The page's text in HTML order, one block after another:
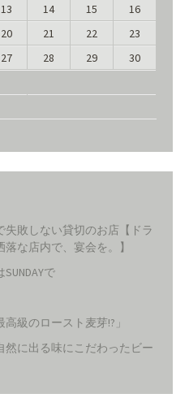
13 14 15
16
20 21 22
23
27 28 29
30
敗しない貸切のお店【ドラ
な店内で、宴会を。】
で
級のロースト麦芽!?」
然に出る味にこだわったビー